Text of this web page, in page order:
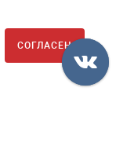
© Все права
данных
СОГЛАСЕН